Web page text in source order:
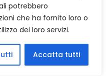
potrebbero
che ha fornito loro o
dei loro servizi.
Accatta tutti